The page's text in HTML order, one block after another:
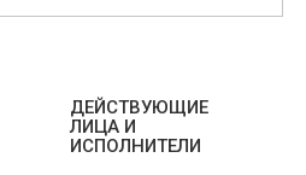
ДЕЙСТВУЮЩИЕ
ЛИЦА И
ИСПОЛНИТЕЛИ